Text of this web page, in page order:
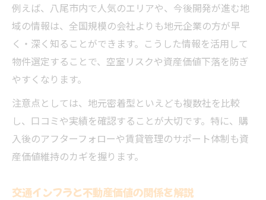
不動産と金融商品で広がる八尾市の資産形成戦
略
不動産と金融商品を組み合わせた資産運用
八尾市で実践する分散投資のメリット
不動産投資と金融商品の戦略的活用法
資産価値向上に貢献する不動産の選び方
地元情報を活かした資産形成の工夫
例えば、八尾市内で人気のエリアや、今後開発が進む地
域の情報は、全国規模の会社よりも地元企業の方が早
く・深く知ることができます。こうした情報を活用して
物件選定することで、空室リスクや資産価値下落を防ぎ
やすくなります。
注意点としては、地元密着型といえども複数社を比較
し、口コミや実績を確認することが大切です。特に、購
入後のアフターフォローや賃貸管理のサポート体制も資
産価値維持のカギを握ります。
交通インフラと不動産価値の関係を解説